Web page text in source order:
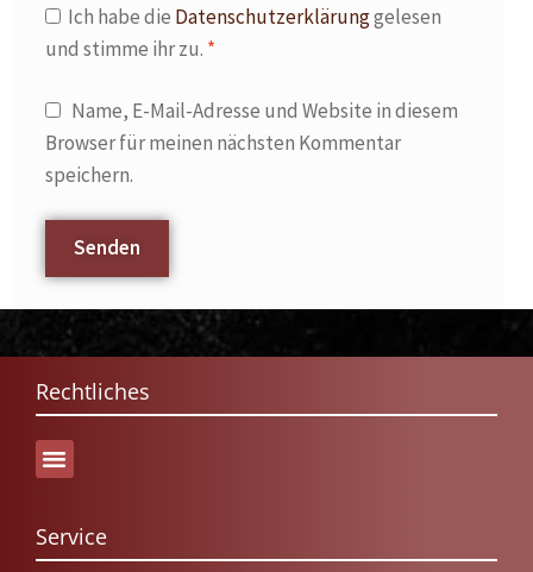
Ich habe die Datenschutzerklärunggelesen
und stimme ihr zu. *
Name, E-Mail-Adresse und Website in diesem
Browser für meinen nächsten Kommentar
speichern.
Rechtliches
Service